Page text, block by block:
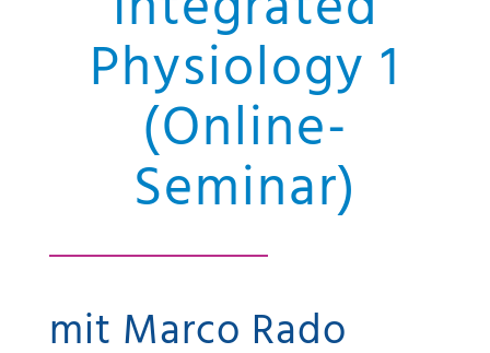
Physiology 1
(Online-
Seminar)
mit Marco Rado